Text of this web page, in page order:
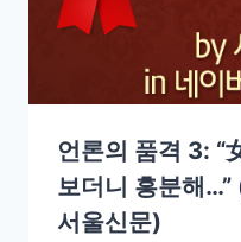
언론의 품격 3: “
보더니 흥분해
서울신문)